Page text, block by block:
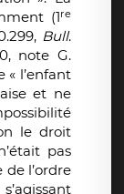
(1re
Bull.
note G.
« l’enfant
et ne
le droit
pas
l’ordre